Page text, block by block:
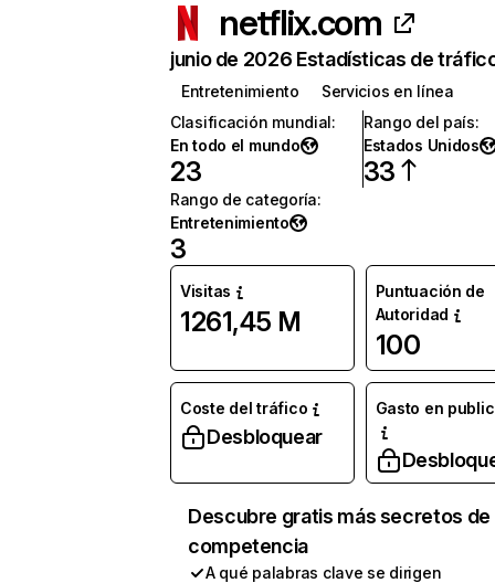
netflix.com
junio de 2026 Estadísticas de
Entretenimiento
Servicios en línea
Clasificación mundial:
En todo el mundo
23
Rango del país:
Estados Unidos
33
Rango de categoría:
Entretenimiento
3
Visitas
1261,45 M
Puntuación de
Autoridad
100
Coste del tráfico
Desbloquear
Gasto en
Descubre gratis más secretos de
competencia
A qué palabras clave se dirigen